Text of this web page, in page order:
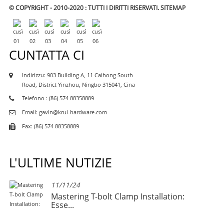
© COPYRIGHT - 2010-2020 : TUTTI I DIRITTI RISERVATI. SITEMAP
CUNTATTA CI
Indirizzu: 903 Building A, 11 Caihong South
Road, District Yinzhou, Ningbo 315041, Cina
Telefono : (86) 574 88358889
Email: gavin@krui-hardware.com
Fax: (86) 574 88358889
L'ULTIME NUTIZIE
11/11/24
Mastering T-bolt Clamp Installation:
Esse...